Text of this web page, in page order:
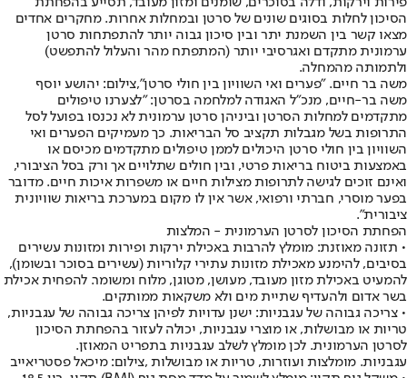
הסיכון לחלות בסוגים שונים של סרטן ובמחלות אחרות. מחקרים אחדים
מצאו קשר בין השמנת יתר ובין סיכון גבוה יותר להתפתחות סרטן
ערמונית מתקדם ואגרסיבי יותר (המתפתח מהר והעלול להתפשט)
ולתמותה מהמחלה.
משה בר חיים. "פערים ואי השוויון בין חולי סרטן",צילום: יהושע יוסף
משה בר-חיים, מנכ"ל האגודה למלחמה בסרטן: "לצערנו טיפולים
מתקדמים למחלות הסרטן וביניהן סרטן ערמונית לא נכנסו בפועל לסל
התרופות בשל מגבלות תקציב סל הבריאות. כך מעמיקים הפערים ואי
השוויון בין חולי סרטן היכולים לממן טיפולים מתקדמים מכיסם או
באמצעות ביטוח בריאות פרטי, ובין חולים שתלויים אך ורק בסל הציבורי,
ואינם זוכים לגישה לתרופות מצילות חיים או משפרות איכות חיים. מדובר
בפער מוסרי, חברתי ורפואי, אשר אין לו מקום במערכת בריאות שוויונית
ציבורית".
הפחתת הסיכון לסרטן הערמונית - המלצות
• תזונה מאוזנת: מומלץ להרבות באכילת ירקות ופירות ומזונות עשירים
בסיבים, להימנע מאכילת מזונות עתירי קלוריות (עשירים בסוכר ובשומן),
להמעיט באכילת מזון מעובד, מעושן, מטוגן, מלוח ומשומר. להפחית אכילת
בשר אדום ולהעדיף שתיית מים ולא משקאות ממותקים.
• צריכה גבוהה של עגבניות: ישנן עדויות לפיהן צריכה גבוהה של עגבניות,
טריות או מבושלות, או מוצרי עגבניות, יכולה לעזור בהפחתת הסיכון
לסרטן הערמונית. לכן מומלץ לשלב עגבניות בתפריט המאוזן.
עגבניות. מומלצות ועוזרות, טריות או מבושלות ,צילום: מיכאל פסטריאייב